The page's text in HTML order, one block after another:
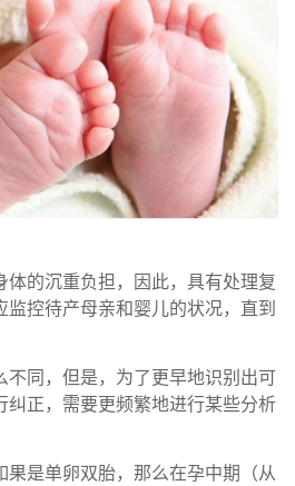
体的沉重负担，因此，具有处理复
监控待产母亲和婴儿的状况，直到
不同，但是，为了更早地识别出可
纠正，需要更频繁地进行某些分析
是单卵双胎，那么在孕中期（从